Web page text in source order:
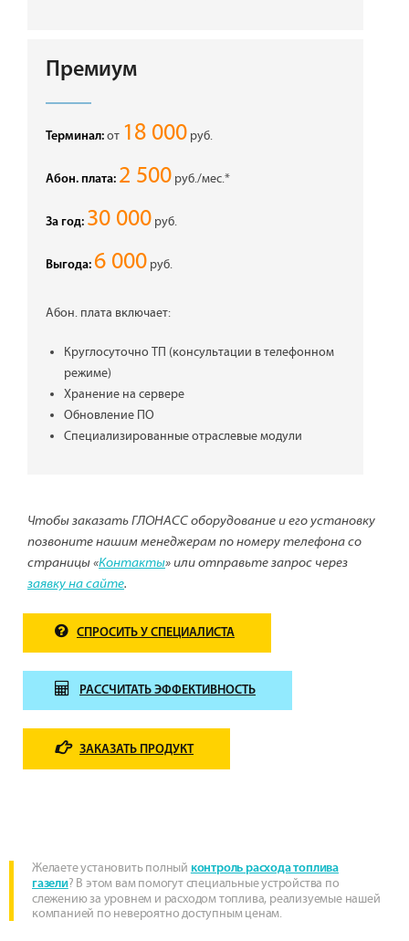
Премиум
Терминал: от 18 000 руб.
Абон. плата: 2 500 руб./мес.*
За год: 30 000 руб.
Выгода: 6 000 руб.
Абон. плата включает:
Круглосуточно ТП (консультации в телефонном
режиме)
Хранение на сервере
Обновление ПО
Специализированные отраслевые модули
Чтобы заказать ГЛОНАСС оборудование и его установку
позвоните нашим менеджерам по номеру телефона со
страницы «Контакты» или отправьте запрос через
заявку на сайте.
СПРОСИТЬ У СПЕЦИАЛИСТА
РАССЧИТАТЬ ЭФФЕКТИВНОСТЬ
ЗАКАЗАТЬ ПРОДУКТ
Желаете установить полный контроль расхода топлива
газели? В этом вам помогут специальные устройства по
слежению за уровнем и расходом топлива, реализуемые нашей
компанией по невероятно доступным ценам.